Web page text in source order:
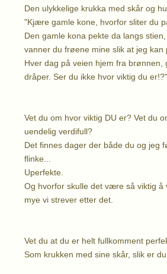
Den ulykkelige krukka med skår og
"Kjære gamle kone, hvorfor sliter du
Den gamle kona pekte da langs
vanner du frøene mine slik at jeg
Hver dag på veien hjem fra
dråper. Ser du ikke hvor viktig du er!?"
Vet du om hvor viktig DU er? Vet du
uendelig verdifull?
Det finnes dager der både du og jeg
flinke...
Uperfekte.
Og hvorfor skulle det være så viktig
mye vi strever etter det.
Vet du at du er helt fullkomment
Som krukken med sine skår, slik er